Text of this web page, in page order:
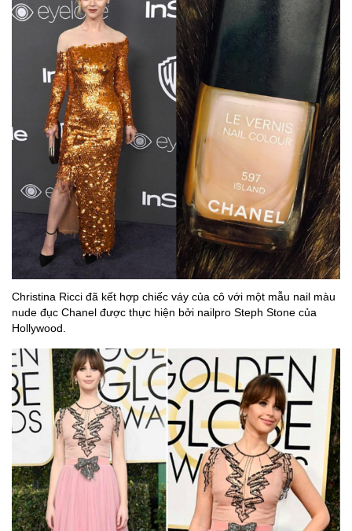
Christina Ricci đã kết hợp chiếc váy của cô với một mẫu nail màu
nude đục Chanel được thực hiện bởi nailpro Steph Stone của
Hollywood.